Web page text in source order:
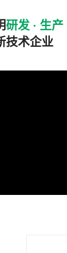
研发 · 生产
技术企业